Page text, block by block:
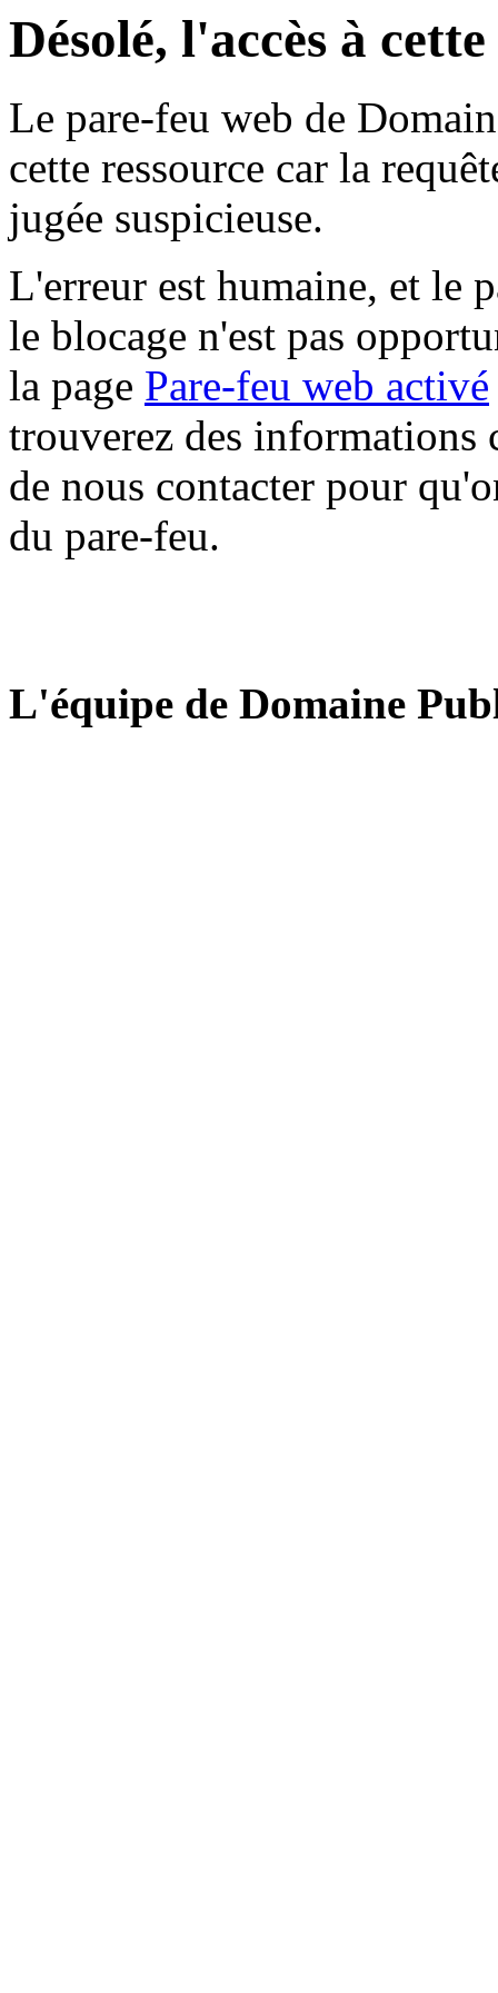
Désolé, l'accès à
Le pare-feu web de
cette ressource car la
jugée suspicieuse.
L'erreur est humaine, et le
le blocage n'est pas
la page Pare-feu web activé
trouverez des informations
de nous contacter pour
du pare-feu.
L'équipe de Domaine